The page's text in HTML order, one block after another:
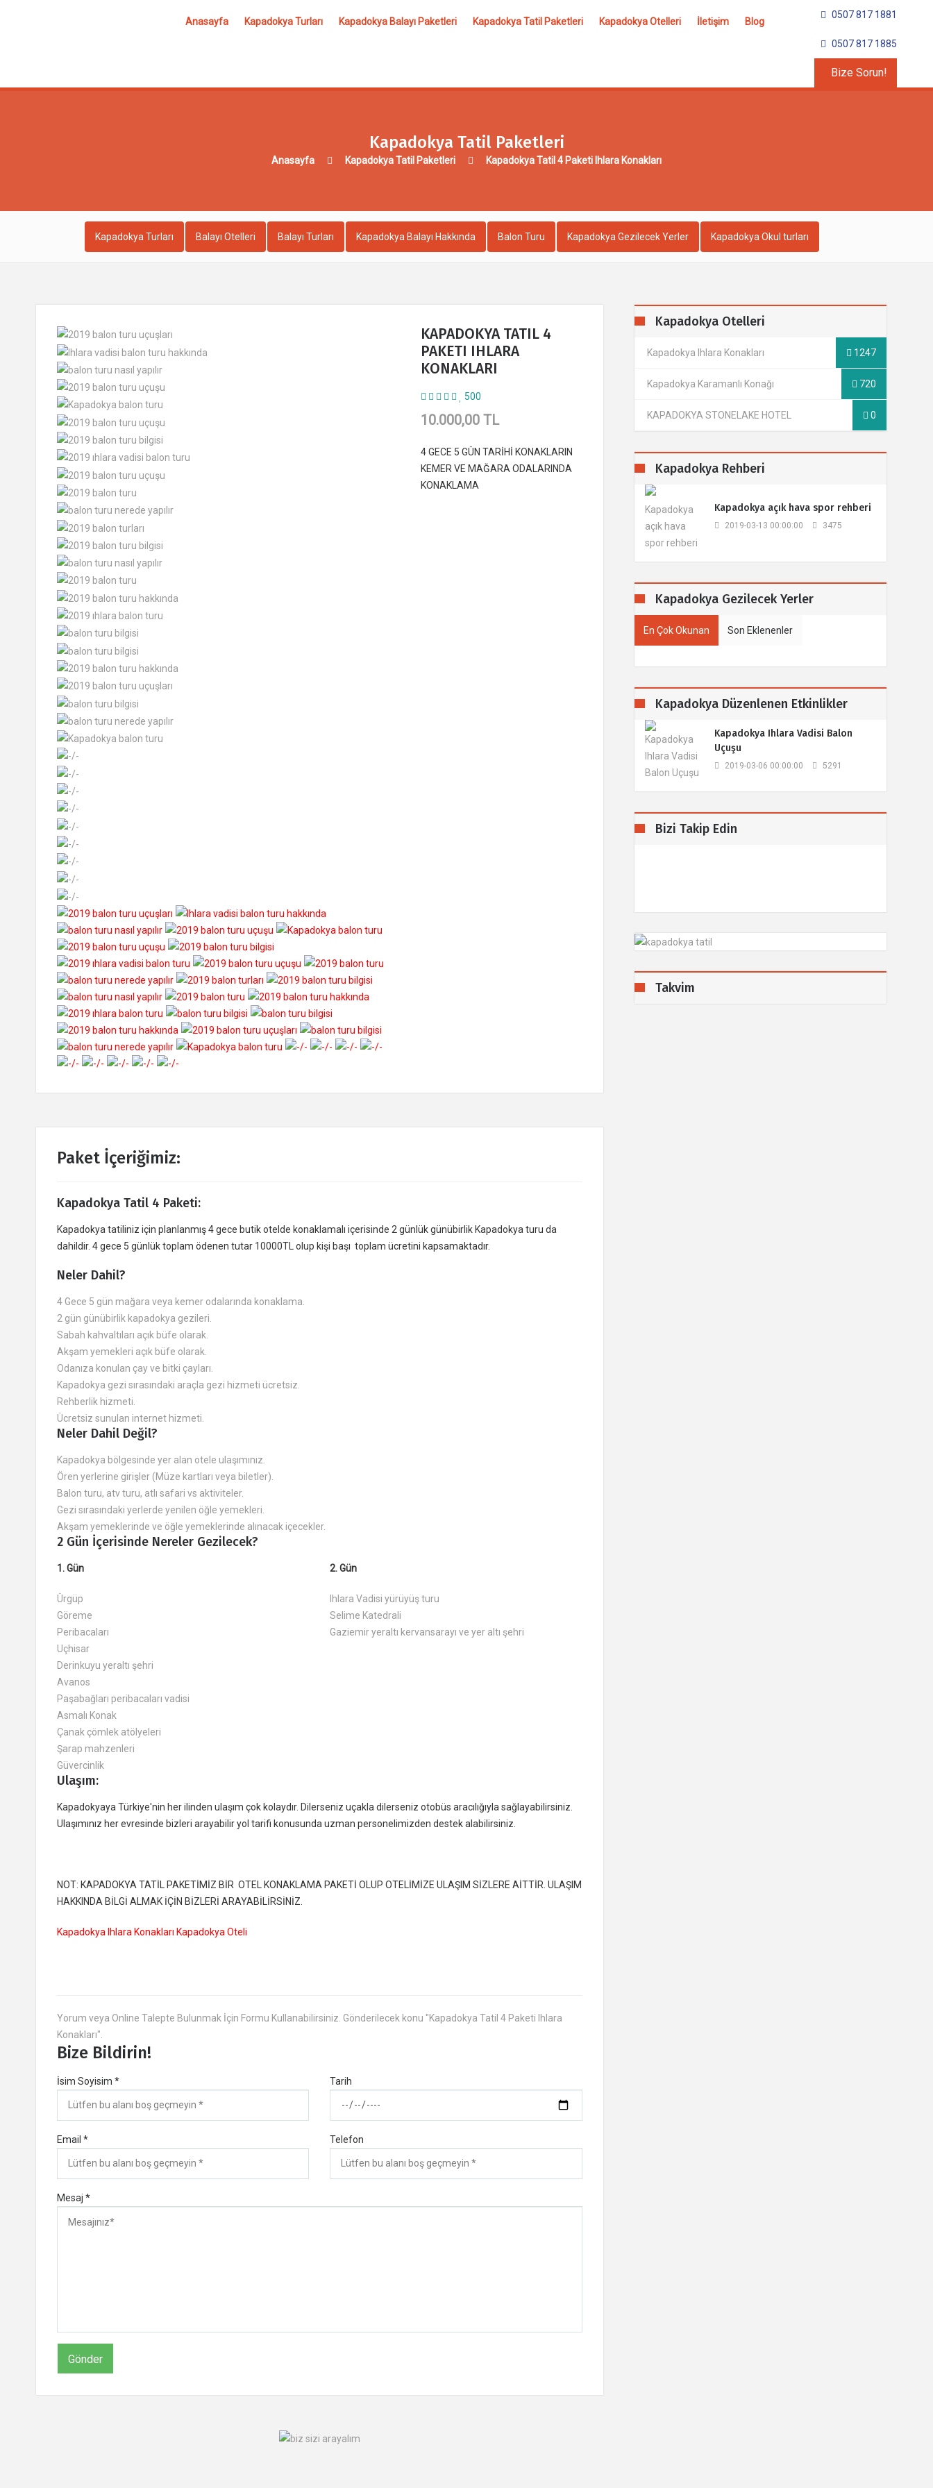
0507 817 1881
0507 817 1885
Bize Sorun!
Anasayfa Kapadokya Turları Kapadokya Balayı Paketleri Kapadokya Tatil Paketleri Kapadokya Otelleri İletişim Blog
Kapadokya Tatil Paketleri
Anasayfa Kapadokya Tatil Paketleri Kapadokya Tatil 4 Paketi Ihlara Konakları
Kapadokya Turları Balayı Otelleri Balayı Turları Kapadokya Balayı Hakkında Balon Turu Kapadokya Gezilecek Yerler Kapadokya Okul turları
KAPADOKYA TATIL 4
PAKETI IHLARA
KONAKLARI
500
10.000,00 TL
4 GECE 5 GÜN TARİHİ KONAKLARIN
KEMER VE MAĞARA ODALARINDA
KONAKLAMA
Paket İçeriğimiz:
Kapadokya Tatil 4 Paketi:
Kapadokya tatiliniz için planlanmış 4 gece butik otelde konaklamalı içerisinde 2 günlük günübirlik Kapadokya turu da
dahildir. 4 gece 5 günlük toplam ödenen tutar 10000TL olup kişi başı toplam ücretini kapsamaktadır.
Neler Dahil?
4 Gece 5 gün mağara veya kemer odalarında konaklama.
2 gün günübirlik kapadokya gezileri.
Sabah kahvaltıları açık büfe olarak.
Akşam yemekleri açık büfe olarak.
Odanıza konulan çay ve bitki çayları.
Kapadokya gezi sırasındaki araçla gezi hizmeti ücretsiz.
Rehberlik hizmeti.
Ücretsiz sunulan internet hizmeti.
Neler Dahil Değil?
Kapadokya bölgesinde yer alan otele ulaşımınız.
Ören yerlerine girişler (Müze kartları veya biletler).
Balon turu, atv turu, atlı safari vs aktiviteler.
Gezi sırasındaki yerlerde yenilen öğle yemekleri.
Akşam yemeklerinde ve öğle yemeklerinde alınacak içecekler.
2 Gün İçerisinde Nereler Gezilecek?
1. Gün
Ürgüp
Göreme
Peribacaları
Uçhisar
Derinkuyu yeraltı şehri
Avanos
Paşabağları peribacaları vadisi
Asmalı Konak
Çanak çömlek atölyeleri
Şarap mahzenleri
Güvercinlik
2. Gün
Ihlara Vadisi yürüyüş turu
Selime Katedrali
Gaziemir yeraltı kervansarayı ve yer altı şehri
Ulaşım:
Kapadokyaya Türkiye'nin her ilinden ulaşım çok kolaydır. Dilerseniz uçakla dilerseniz otobüs aracılığıyla sağlayabilirsiniz.
Ulaşımınız her evresinde bizleri arayabilir yol tarifi konusunda uzman personelimizden destek alabilirsiniz.
NOT: KAPADOKYA TATİL PAKETİMİZ BİR OTEL KONAKLAMA PAKETİ OLUP OTELİMİZE ULAŞIM SİZLERE AİTTİR. ULAŞIM
HAKKINDA BİLGİ ALMAK İÇİN BİZLERİ ARAYABİLİRSİNİZ.
Kapadokya Ihlara Konakları Kapadokya Oteli
Yorum veya Online Talepte Bulunmak İçin Formu Kullanabilirsiniz. Gönderilecek konu "Kapadokya Tatil 4 Paketi Ihlara
Konakları".
Bize Bildirin!
İsim Soyisim * Tarih
Email * Telefon
Mesaj *
Kapadokya Otelleri
Kapadokya Ihlara Konakları 1247
Kapadokya Karamanlı Konağı 720
KAPADOKYA STONELAKE HOTEL 0
Kapadokya Rehberi
​Kapadokya açık hava spor rehberi
2019-03-13 00:00:00 3475
Kapadokya Gezilecek Yerler
En Çok Okunan Son Eklenenler
Kapadokya Düzenlenen Etkinlikler
Kapadokya Ihlara Vadisi Balon
Uçuşu
2019-03-06 00:00:00 5291
Bizi Takip Edin
Takvim